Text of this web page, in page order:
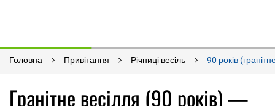
Головна Привітання Річниці весіль 90 років
Гранітне весілля (90 років) —